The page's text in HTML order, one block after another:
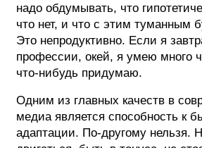
надо обдумывать, что
что нет, и что с этим туманным
Это непродуктивно. Если я
профессии, окей, я умею много
что-нибудь придумаю.
Одним из главных качеств в
медиа является способность к
адаптации. По-другому нельзя.